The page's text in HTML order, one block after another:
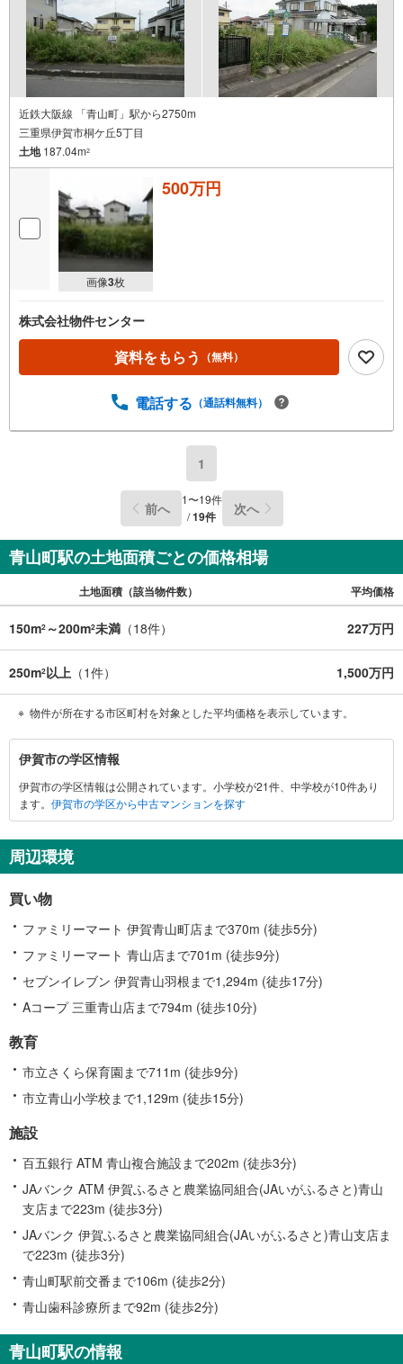
近鉄大阪線 「青山町」駅から2750m
三重県伊賀市桐ケ丘5丁目
土地187.04m2
画像3枚
500万円
株式会社物件センター
資料をもらう （無料）
電話する （通話料無料）
1
前へ 1〜19件
/19件 次へ
青山町駅の土地面積ごとの価格相場
土地面積（該当物件数） 平均価格
150m2 ～200m2未満 （18件） 227万円
250m2以上 （1件） 1,500万円
物件が所在する市区町村を対象とした平均価格を表示しています。
伊
賀
市
に
す
る
報
伊賀市の学区情報
伊賀市の学区情報は公開されています。小学校が21件、中学校が10件あり
ます。 伊賀市の学区から中古マンションを探す
周辺環境
買い物
ファミリーマート 伊賀青山町店まで370m (徒歩5分)
ファミリーマート 青山店まで701m (徒歩9分)
セブンイレブン 伊賀青山羽根まで1,294m (徒歩17分)
Aコープ 三重青山店まで794m (徒歩10分)
教育
市立さくら保育園まで711m (徒歩9分)
市立青山小学校まで1,129m (徒歩15分)
施設
百五銀行 ATM 青山複合施設まで202m (徒歩3分)
JAバンク ATM 伊賀ふるさと農業協同組合(JAいがふるさと)青山
支店まで223m (徒歩3分)
JAバンク 伊賀ふるさと農業協同組合(JAいがふるさと)青山支店ま
で223m (徒歩3分)
青山町駅前交番まで106m (徒歩2分)
青山歯科診療所まで92m (徒歩2分)
青山町駅の情報